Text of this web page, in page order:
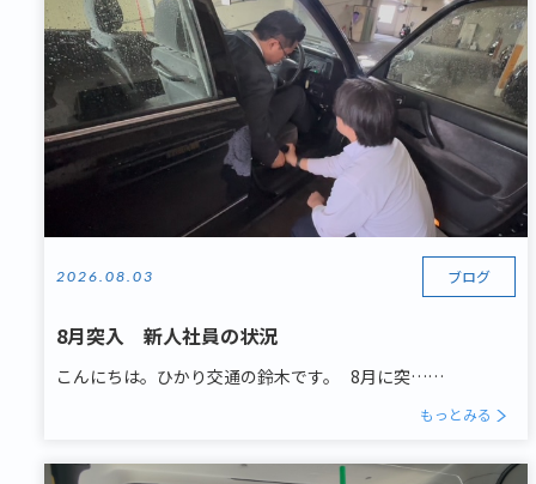
2026.08.03 ブログ
8月突入 新人社員の状況
こんにちは。ひかり交通の鈴木です。 8月に突……
もっとみる